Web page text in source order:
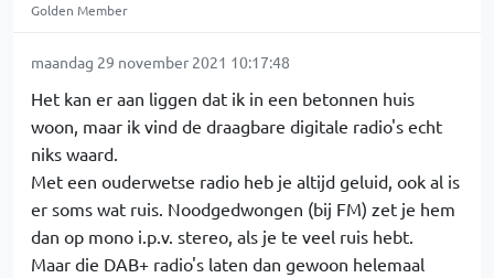
Golden Member
maandag 29 november 2021 10:17:48
Het kan er aan liggen dat ik in een betonnen huis
woon, maar ik vind de draagbare digitale radio's echt
niks waard.
Met een ouderwetse radio heb je altijd geluid, ook al is
er soms wat ruis. Noodgedwongen (bij FM) zet je hem
dan op mono i.p.v. stereo, als je te veel ruis hebt.
Maar die DAB+ radio's laten dan gewoon helemaal